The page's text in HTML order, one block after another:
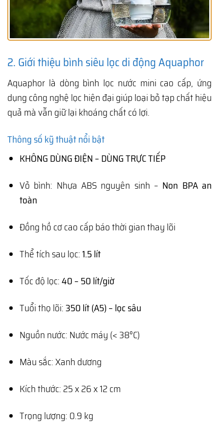
2. Giới thiệu bình siêu lọc di động Aquaphor
Aquaphor là dòng bình lọc nước mini cao cấp, ứng
dụng công nghệ lọc hiện đại giúp loại bỏ tạp chất hiệu
quả mà vẫn giữ lại khoáng chất có lợi.
Thông số kỹ thuật nổi bật
KHÔNG DÙNG ĐIỆN – DÙNG TRỰC TIẾP
Vỏ bình: Nhựa ABS nguyên sinh – Non BPA an
toàn
Đồng hồ cơ cao cấp báo thời gian thay lõi
Thể tích sau lọc:1.5 lít
Tốc độ lọc:40 – 50 lít/giờ
Tuổi thọ lõi:350 lít (A5) – lọc sâu
Nguồn nước: Nước máy (< 38°C)
Màu sắc: Xanh dương
Kích thước: 25 x 26 x 12 cm
Trọng lượng: 0.9 kg